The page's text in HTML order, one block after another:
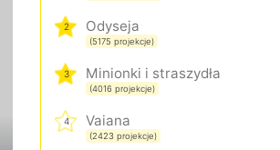
2 Odyseja
(5175 projekcje)
3 Minionki i straszydła
(4016 projekcje)
4 Vaiana
(2423 projekcje)